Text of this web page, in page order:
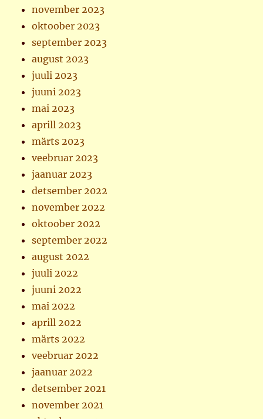
november 2023
oktoober 2023
september 2023
august 2023
juuli 2023
juuni 2023
mai 2023
aprill 2023
märts 2023
veebruar 2023
jaanuar 2023
detsember 2022
november 2022
oktoober 2022
september 2022
august 2022
juuli 2022
juuni 2022
mai 2022
aprill 2022
märts 2022
veebruar 2022
jaanuar 2022
detsember 2021
november 2021